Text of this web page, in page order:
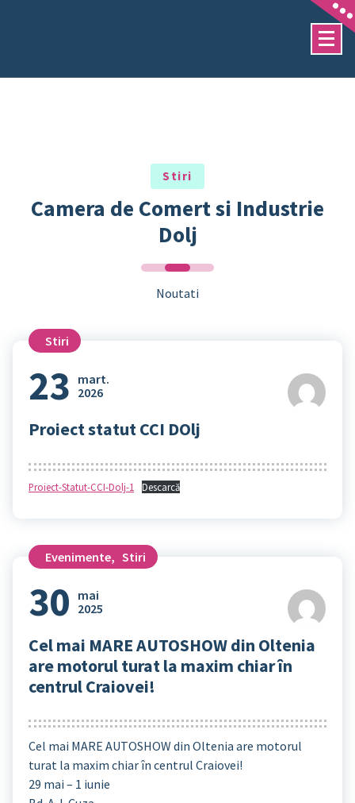
Stiri
Camera de Comert si Industrie
Dolj
Noutati
Stiri
23 mart.
2026
Proiect statut CCI DOlj
Proiect-Statut-CCI-Dolj-1 Descarcă
Evenimente, Stiri
30 mai
2025
Cel mai MARE AUTOSHOW din Oltenia
are motorul turat la maxim chiar în
centrul Craiovei!
Cel mai MARE AUTOSHOW din Oltenia are motorul
turat la maxim chiar în centrul Craiovei!
29 mai – 1 iunie